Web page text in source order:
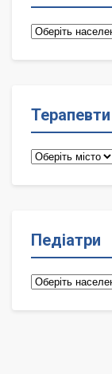
Сімейні
Терапевти
Терапевти
Педіатри
Педіатри